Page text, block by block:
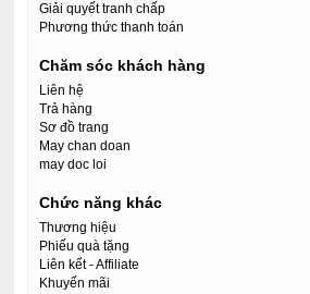
Giải quyết tranh chấp
Phương thức thanh toán
Chăm sóc khách hàng
Liên hệ
Trả hàng
Sơ đồ trang
May chan doan
may doc loi
Chức năng khác
Thương hiệu
Phiếu quà tặng
Liên kết - Affiliate
Khuyến mãi